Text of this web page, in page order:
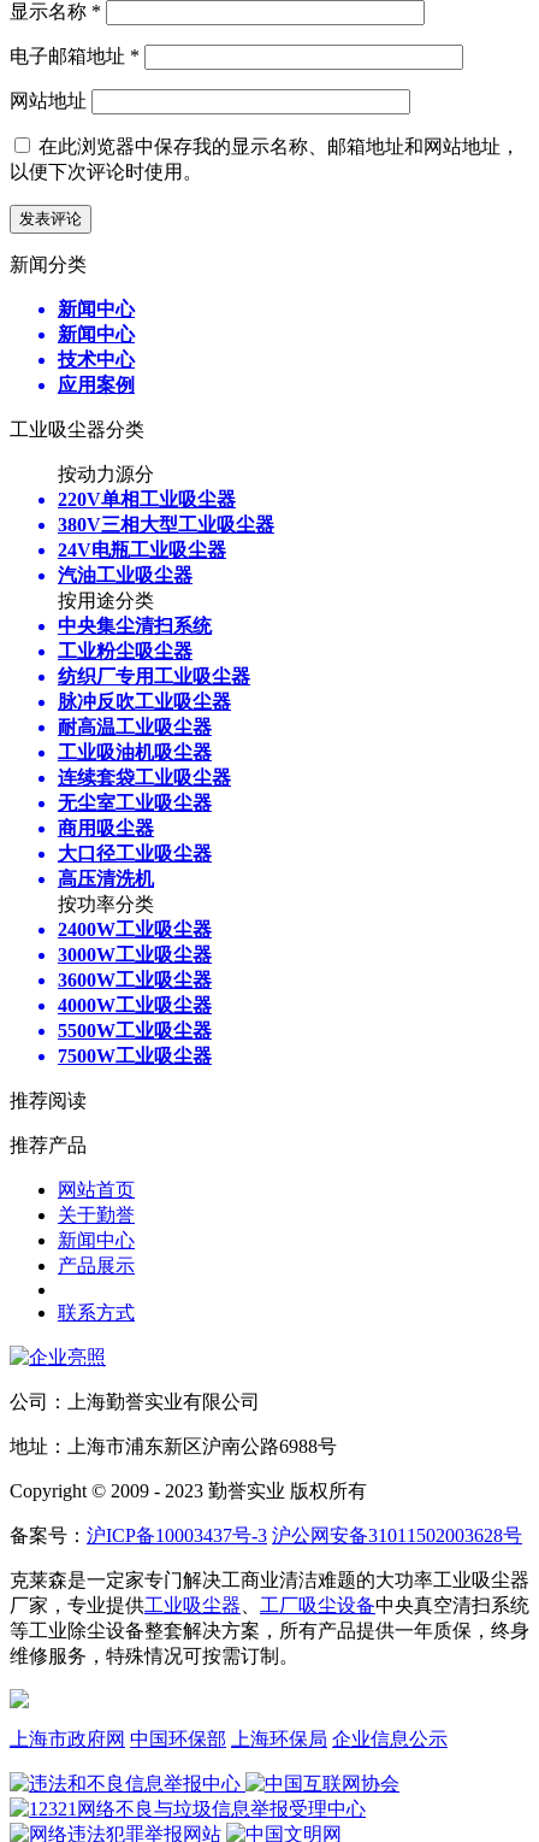
显示名称 *
电子邮箱地址 *
网站地址
在此浏览器中保存我的显示名称、邮箱地址和网站地址，
以便下次评论时使用。
新闻分类
新闻中心
新闻中心
技术中心
应用案例
工业吸尘器分类
按动力源分
220V单相工业吸尘器
380V三相大型工业吸尘器
24V电瓶工业吸尘器
汽油工业吸尘器
按用途分类
中央集尘清扫系统
工业粉尘吸尘器
纺织厂专用工业吸尘器
脉冲反吹工业吸尘器
耐高温工业吸尘器
工业吸油机吸尘器
连续套袋工业吸尘器
无尘室工业吸尘器
商用吸尘器
大口径工业吸尘器
高压清洗机
按功率分类
2400W工业吸尘器
3000W工业吸尘器
3600W工业吸尘器
4000W工业吸尘器
5500W工业吸尘器
7500W工业吸尘器
推荐阅读
推荐产品
网站首页
关于勤誉
新闻中心
产品展示
联系方式
公司：上海勤誉实业有限公司
地址：上海市浦东新区沪南公路6988号
Copyright © 2009 - 2023 勤誉实业 版权所有
备案号： 沪ICP备10003437号-3 沪公网安备31011502003628号
克莱森是一定家专门解决工商业清洁难题的大功率工业吸尘器
厂家，专业提供工业吸尘器 工厂吸尘设备中央真空清扫系统
等工业除尘设备整套解决方案，所有产品提供一年质保，终身
维修服务，特殊情况可按需订制。
上海市政府网 中国环保部 上海环保局 企业信息公示